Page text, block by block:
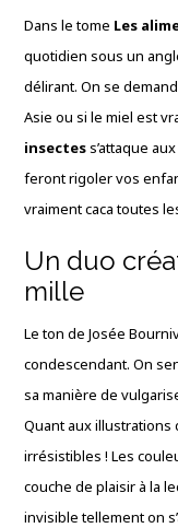
Dans le tome Les
quotidien sous un
délirant. On se
Asie ou si le miel est
insectess’attaque
feront rigoler vos
vraiment caca toutes
Un duo
mille
Le ton de Josée
condescendant. On
sa manière de
Quant aux illustrations
irrésistibles ! Les
couche de plaisir à la
invisible tellement on